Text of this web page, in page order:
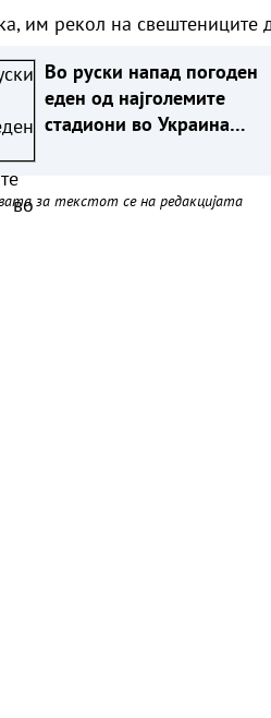
им рекол на свештениците
Во руски напад погоден
еден од најголемите
стадиони во Украина
за текстот се на редакцијата